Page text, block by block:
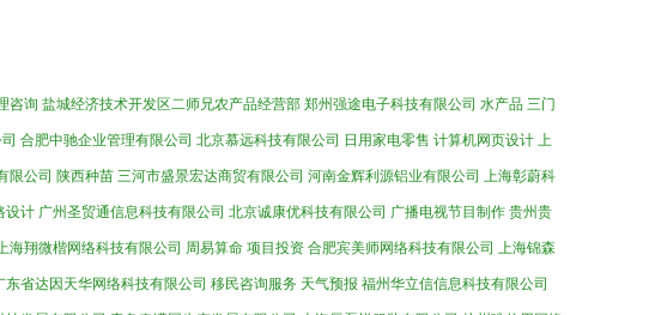
咨询 盐城经济技术开发区二师兄农产品经营部 郑州强途电子科技有限公司 水产品 三门
合肥中驰企业管理有限公司 北京慕远科技有限公司 日用家电零售 计算机网页设计 上
限公司 陕西种苗 三河市盛景宏达商贸有限公司 河南金辉利源铝业有限公司 上海彰蔚科
设计 广州圣贸通信息科技有限公司 北京诚康优科技有限公司 广播电视节目制作 贵州贵
海翔微楷网络科技有限公司 周易算命 项目投资 合肥宾美师网络科技有限公司 上海锦森
东省达因天华网络科技有限公司 移民咨询服务 天气预报 福州华立信信息科技有限公司